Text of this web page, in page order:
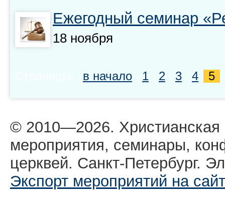
Ежегодный семинар
18 ноября
в начало 1 2 3 4 5
© 2010—2026.
мероприятия, семинары,
церквей. Санкт-Петербург.
Экспорт мероприятий на сайт